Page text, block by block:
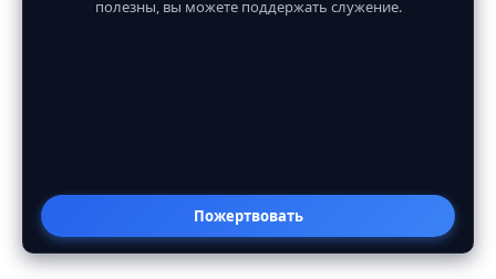
полезны, вы можете поддержать служение.
Пожертвовать